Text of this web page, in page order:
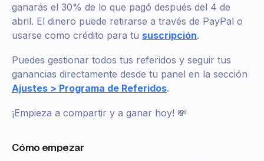
ganarás el 30% de lo que pagó después del 4 de
abril. El dinero puede retirarse a través de PayPal o
usarse como crédito para tu suscripción.
Puedes gestionar todos tus referidos y seguir tus
ganancias directamente desde tu panel en la sección
Ajustes > Programa de Referidos.
¡Empieza a compartir y a ganar hoy! 💸
Cómo empezar